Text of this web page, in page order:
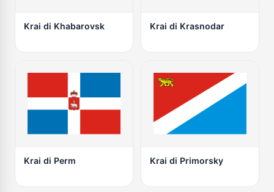
Krai di Khabarovsk Krai di Krasnodar
Krai di Perm Krai di Primorsky